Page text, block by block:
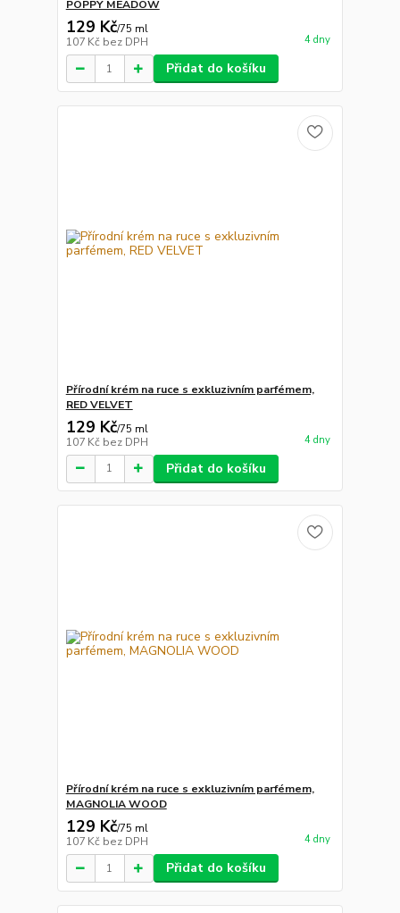
POPPY MEADOW
129 Kč/75 ml
107 Kč bez DPH 4 dny
Přidat do košíku
Přírodní krém na ruce s exkluzivním parfémem,
RED VELVET
129 Kč/75 ml
107 Kč bez DPH 4 dny
Přidat do košíku
Přírodní krém na ruce s exkluzivním parfémem,
MAGNOLIA WOOD
129 Kč/75 ml
107 Kč bez DPH 4 dny
Přidat do košíku